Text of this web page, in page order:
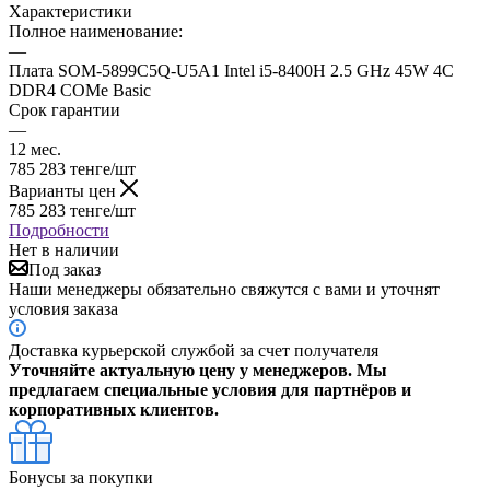
Характеристики
Полное наименование:
—
Плата SOM-5899C5Q-U5A1 Intel i5-8400H 2.5 GHz 45W 4C
DDR4 COMe Basic
Срок гарантии
—
12 мес.
785 283 тенге/шт
Варианты цен
785 283 тенге/шт
Подробности
Нет в наличии
Под заказ
Наши менеджеры обязательно свяжутся с вами и уточнят
условия заказа
Доставка курьерской службой за счет получателя
Уточняйте актуальную цену у менеджеров. Мы
предлагаем специальные условия для партнёров и
корпоративных клиентов.
Бонусы за покупки